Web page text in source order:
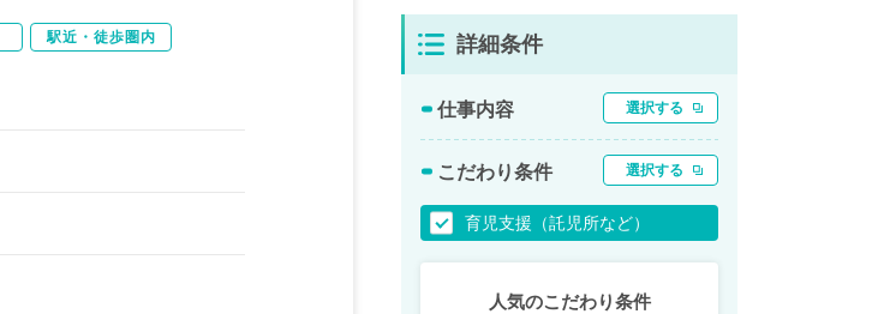
駅近・徒歩圏内 詳細条件
仕事内容 選択する
こだわり条件 選択する
育児支援（託児所など）
人気のこだわり条件